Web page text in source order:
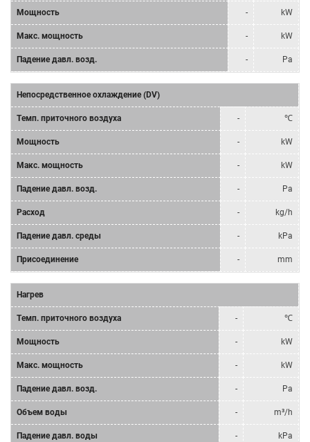
Мощность - kW
Mакс. мощность - kW
Падение давл. возд. - Pa
Непосредственное охлаждение (DV)
Tемп. приточного воздуха - ℃
Мощность - kW
Mакс. мощность - kW
Падение давл. возд. - Pa
Расход - kg/h
Падение давл. среды - kPa
Присоединение - mm
Нагрев
Tемп. приточного воздуха - ℃
Мощность - kW
Mакс. мощность - kW
Падение давл. возд. - Pa
Объем воды - m³/h
Падение давл. воды - kPa